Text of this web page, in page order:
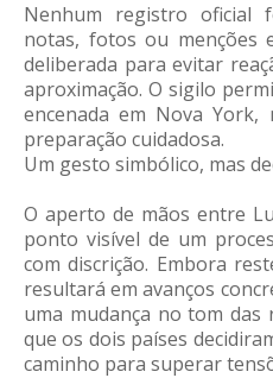
Nenhum registro oficial
notas, fotos ou menções
deliberada para evitar
aproximação. O sigilo
encenada em Nova York,
preparação cuidadosa.
Um gesto simbólico, mas
O aperto de mãos entre
ponto visível de um
com discrição. Embora
resultará em avanços
uma mudança no tom das
que os dois países
caminho para superar